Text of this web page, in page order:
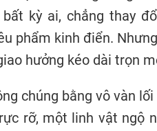
kỳ ai, chẳng thay
phẩm kinh điển.
hưởng kéo dài trọn
chúng bằng vô vàn
rỡ, một linh vật ngộ